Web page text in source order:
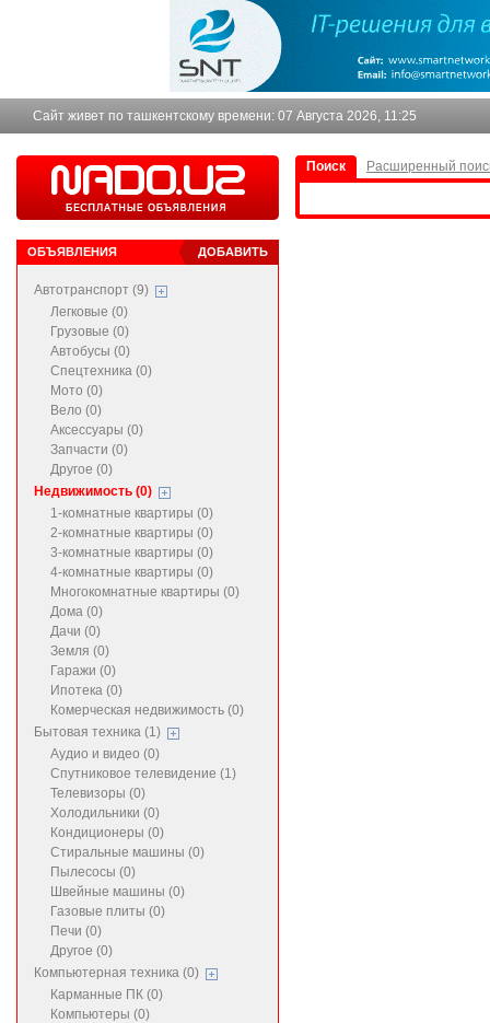
Сайт живет по ташкентскому времени: 07 Августа 2026, 11:25
ДОБАВИТЬ
ОБЪЯВЛЕНИЯ
Автотранспорт (9)
Легковые (0)
Грузовые (0)
Автобусы (0)
Спецтехника (0)
Мото (0)
Вело (0)
Аксессуары (0)
Запчасти (0)
Другое (0)
Недвижимость (0)
1-комнатные квартиры (0)
2-комнатные квартиры (0)
3-комнатные квартиры (0)
4-комнатные квартиры (0)
Многокомнатные квартиры (0)
Дома (0)
Дачи (0)
Земля (0)
Гаражи (0)
Ипотека (0)
Комерческая недвижимость (0)
Бытовая техника (1)
Аудио и видео (0)
Спутниковое телевидение (1)
Телевизоры (0)
Холодильники (0)
Кондиционеры (0)
Стиральные машины (0)
Пылесосы (0)
Швейные машины (0)
Газовые плиты (0)
Печи (0)
Другое (0)
Компьютерная техника (0)
Карманные ПК (0)
Компьютеры (0)
Поиск Расширенный